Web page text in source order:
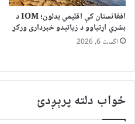
افغانستان کې اقلیمي بدلون؛ IOM د
بشري اړتیاوو د زیاتېدو خبرداری ورکړ
اگست 6, 2026
ځواب دلته پرېږدئ